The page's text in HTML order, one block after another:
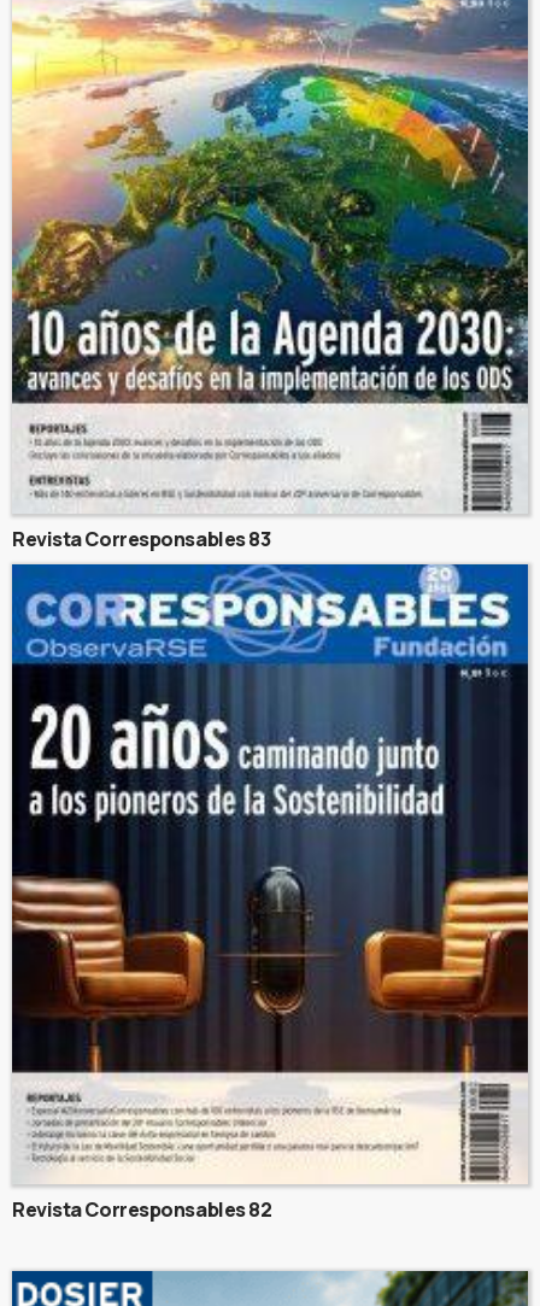
Revista Corresponsables 83
Revista Corresponsables 82